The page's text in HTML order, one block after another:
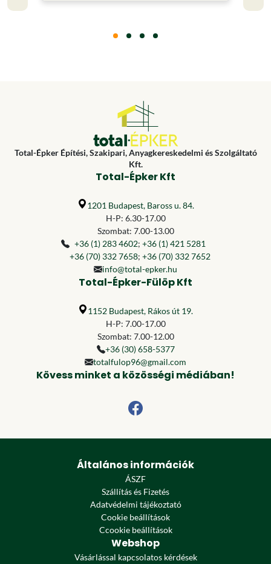
Total-Épker Építési, Szakipari, Anyagkereskedelmi és Szolgáltató
Kft.
Total-Épker Kft
1201 Budapest, Baross u. 84.
H-P: 6.30-17.00
Szombat: 7.00-13.00
+36 (1) 283 4602; +36 (1) 421 5281
+36 (70) 332 7658; +36 (70) 332 7652
info@total-epker.hu
Total-Épker-Fülöp Kft
1152 Budapest, Rákos út 19.
H-P: 7.00-17.00
Szombat: 7.00-12.00
+36 (30) 658-5377
totalfulop96@gmail.com
Kövess minket a közösségi médiában!
Általános információk
ÁSZF
Szállítás és Fizetés
Adatvédelmi tájékoztató
Cookie beállítások
Ccookie beállítások
Webshop
Vásárlással kapcsolatos kérdések